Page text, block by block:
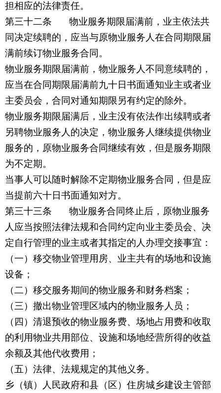
担相应的法律责任。
第三十二条 物业服务期限届满前，业主依法共
同决定续聘的，应当与原物业服务人在合同期限届
满前续订物业服务合同。
物业服务期限届满前，物业服务人不同意续聘的，
应当在合同期限届满前九十日书面通知业主或者业
主委员会，合同对通知期限另有约定的除外。
物业服务期限届满后，业主没有依法作出续聘或者
另聘物业服务人的决定，物业服务人继续提供物业
服务的，原物业服务合同继续有效，但是服务期限
为不定期。
当事人可以随时解除不定期物业服务合同，但是应
当提前六十日书面通知对方。
第三十三条 物业服务合同终止后，原物业服务
人应当按照法律法规和合同约定向业主委员会、决
定自行管理的业主或者其指定的人办理交接事宜：
（一）移交物业管理用房、业主共有的场地和设施
设备；
（二）移交服务期间的物业服务和财务档案；
（三）撤出物业管理区域内的物业服务人员；
（四）清退预收的物业服务费、场地占用费和收取
的利用物业共用部位、设施和场地经营所得的收益
余额及其他代收费用；
（五）法律、法规规定的其他义务。
乡（镇）人民政府和县（区）住房城乡建设主管部